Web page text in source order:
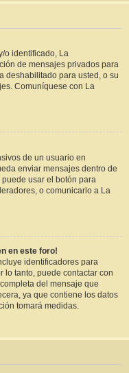
o identificado, La
de mensajes privados para
deshabilitado para usted, o su
Comuníquese con La
de un usuario en
enviar mensajes dentro de
usar el botón para
o comunicarlo a La
en este foro!
identificadores para
lo tanto, puede contactar con
del mensaje que
ya que contiene los datos
tomará medidas.